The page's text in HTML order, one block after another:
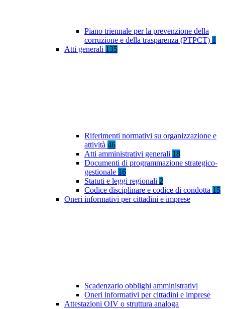
Piano triennale per la prevenzione della
corruzione e della trasparenza (PTPCT) 1
Atti generali 135
Riferimenti normativi su organizzazione e
attività 46
Atti amministrativi generali 18
Documenti di programmazione strategico-
gestionale 16
Statuti e leggi regionali 2
Codice disciplinare e codice di condotta 15
Oneri informativi per cittadini e imprese
Scadenzario obblighi amministrativi
Oneri informativi per cittadini e imprese
Attestazioni OIV o struttura analoga